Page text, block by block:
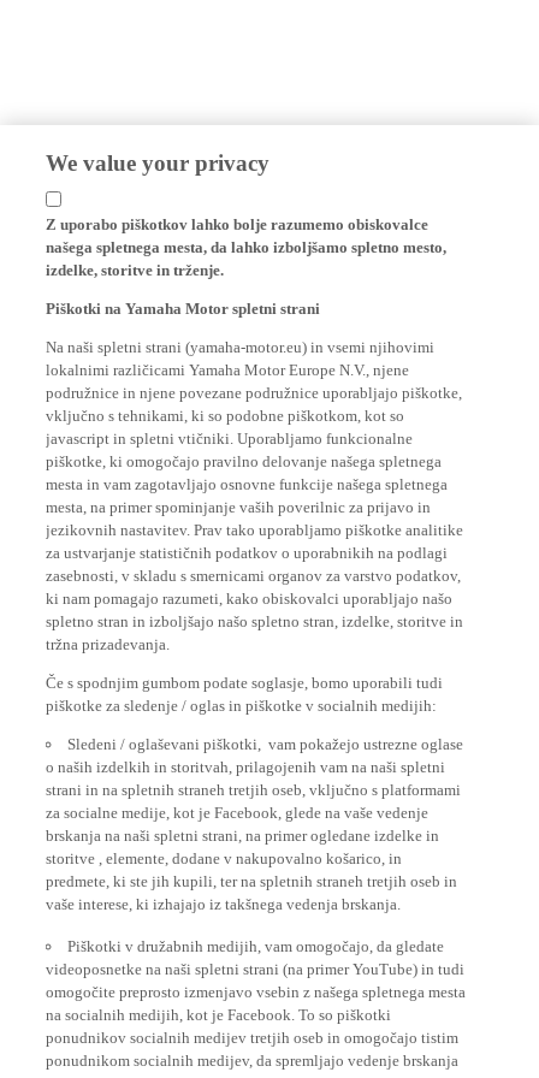
We value your privacy
Z uporabo piškotkov lahko bolje razumemo obiskovalce
našega spletnega mesta, da lahko izboljšamo spletno mesto,
izdelke, storitve in trženje.
Piškotki na Yamaha Motor spletni strani
Na naši spletni strani (yamaha-motor.eu) in vsemi njihovimi
lokalnimi različicami Yamaha Motor Europe N.V., njene
podružnice in njene povezane podružnice uporabljajo piškotke,
vključno s tehnikami, ki so podobne piškotkom, kot so
javascript in spletni vtičniki. Uporabljamo funkcionalne
piškotke, ki omogočajo pravilno delovanje našega spletnega
mesta in vam zagotavljajo osnovne funkcije našega spletnega
mesta, na primer spominjanje vaših poverilnic za prijavo in
jezikovnih nastavitev. Prav tako uporabljamo piškotke analitike
za ustvarjanje statističnih podatkov o uporabnikih na podlagi
zasebnosti, v skladu s smernicami organov za varstvo podatkov,
ki nam pomagajo razumeti, kako obiskovalci uporabljajo našo
spletno stran in izboljšajo našo spletno stran, izdelke, storitve in
tržna prizadevanja.
Če s spodnjim gumbom podate soglasje, bomo uporabili tudi
piškotke za sledenje / oglas in piškotke v socialnih medijih:
Sledeni / oglaševani piškotki, vam pokažejo ustrezne oglase
o naših izdelkih in storitvah, prilagojenih vam na naši spletni
strani in na spletnih straneh tretjih oseb, vključno s platformami
za socialne medije, kot je Facebook, glede na vaše vedenje
brskanja na naši spletni strani, na primer ogledane izdelke in
storitve , elemente, dodane v nakupovalno košarico, in
predmete, ki ste jih kupili, ter na spletnih straneh tretjih oseb in
vaše interese, ki izhajajo iz takšnega vedenja brskanja.
Piškotki v družabnih medijih, vam omogočajo, da gledate
videoposnetke na naši spletni strani (na primer YouTube) in tudi
omogočite preprosto izmenjavo vsebin z našega spletnega mesta
na socialnih medijih, kot je Facebook. To so piškotki
ponudnikov socialnih medijev tretjih oseb in omogočajo tistim
ponudnikom socialnih medijev, da spremljajo vedenje brskanja